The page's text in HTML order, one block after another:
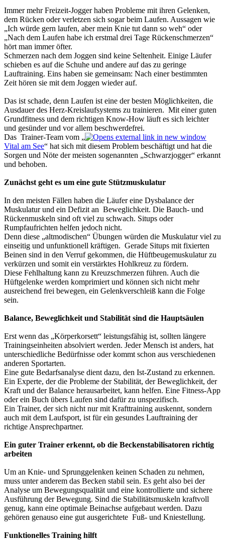
Immer mehr Freizeit-Jogger haben Probleme mit ihren Gelenken,
dem Rücken oder verletzen sich sogar beim Laufen. Aussagen wie
„Ich würde gern laufen, aber mein Knie tut dann so weh“ oder
„Nach dem Laufen habe ich erstmal drei Tage Rückenschmerzen“
hört man immer öfter.
Schmerzen nach dem Joggen sind keine Seltenheit. Einige Läufer
schieben es auf die Schuhe und andere auf das zu geringe
Lauftraining. Eins haben sie gemeinsam: Nach einer bestimmten
Zeit hören sie mit dem Joggen wieder auf.
Das ist schade, denn Laufen ist eine der besten Möglichkeiten, die
Ausdauer des Herz-Kreislaufsystems zu trainieren. Mit einer guten
Grundfitness und dem richtigen Know-How läuft es sich leichter
und gesünder und vor allem beschwerdefrei.
Das Trainer-Team vom „
Vital am See“ hat sich mit diesem Problem beschäftigt und hat die
Sorgen und Nöte der meisten sogenannten „Schwarzjogger“ erkannt
und behoben.
Zunächst geht es um eine gute Stützmuskulatur
In den meisten Fällen haben die Läufer eine Dysbalance der
Muskulatur und ein Defizit an Beweglichkeit. Die Bauch- und
Rückenmuskeln sind oft viel zu schwach. Situps oder
Rumpfaufrichten helfen jedoch nicht.
Denn diese „altmodischen“ Übungen würden die Muskulatur viel zu
einseitig und unfunktionell kräftigen. Gerade Situps mit fixierten
Beinen sind in den Verruf gekommen, die Hüftbeugemuskulatur zu
verkürzen und somit ein verstärktes Hohlkreuz zu fördern.
Diese Fehlhaltung kann zu Kreuzschmerzen führen. Auch die
Hüftgelenke werden komprimiert und können sich nicht mehr
ausreichend frei bewegen, ein Gelenkverschleiß kann die Folge
sein.
Balance, Beweglichkeit und Stabilität sind die Hauptsäulen
Erst wenn das „Körperkorsett“ leistungsfähig ist, sollten längere
Trainingseinheiten absolviert werden. Jeder Mensch ist anders, hat
unterschiedliche Bedürfnisse oder kommt schon aus verschiedenen
anderen Sportarten.
Eine gute Bedarfsanalyse dient dazu, den Ist-Zustand zu erkennen.
Ein Experte, der die Probleme der Stabilität, der Beweglichkeit, der
Kraft und der Balance herausarbeitet, kann helfen. Eine Fitness-App
oder ein Buch übers Laufen sind dafür zu unspezifisch.
Ein Trainer, der sich nicht nur mit Krafttraining auskennt, sondern
auch mit dem Laufsport, ist für ein gesundes Lauftraining der
richtige Ansprechpartner.
Ein guter Trainer erkennt, ob die Beckenstabilisatoren richtig
arbeiten
Um an Knie- und Sprunggelenken keinen Schaden zu nehmen,
muss unter anderem das Becken stabil sein. Es geht also bei der
Analyse um Bewegungsqualität und eine kontrollierte und sichere
Ausführung der Bewegung. Sind die Stabilitätsmuskeln kraftvoll
genug, kann eine optimale Bein­ach­se aufgebaut werden. Dazu
gehören genauso eine gut ausgerichtete Fuß- und Kniestellung.
Funktionelles Training hilft